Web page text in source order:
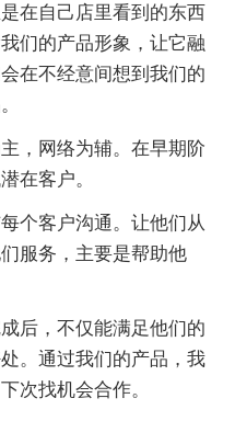
在自己店里看到的东西
们的产品形象，让它融
在不经意间想到我们的
网络为辅。在早期阶
在客户。
客户沟通。让他们从
服务，主要是帮助他
，不仅能满足他们的
。通过我们的产品，我
次找机会合作。